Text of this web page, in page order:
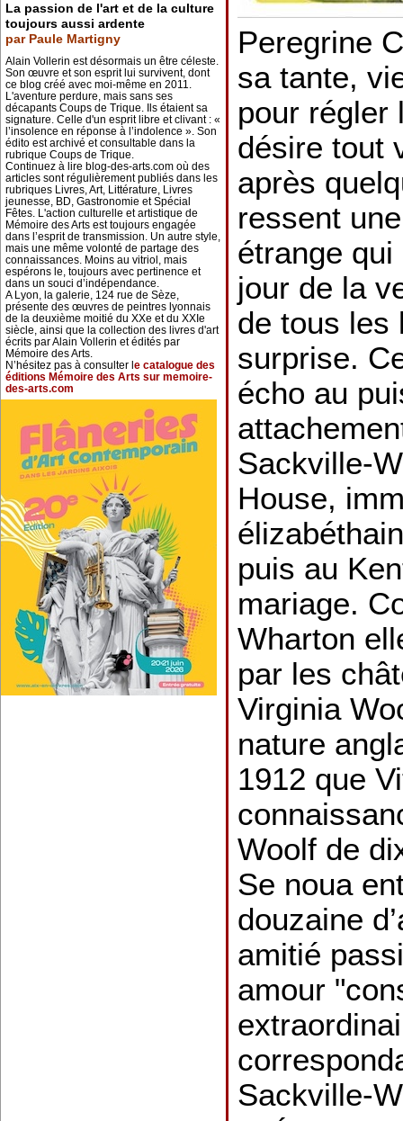
La passion de l'art et de la culture
toujours aussi ardente
par Paule Martigny
Alain Vollerin est désormais un être céleste.
Son œuvre et son esprit lui survivent, dont
ce blog créé avec moi-même en 2011.
L'aventure perdure, mais sans ses
décapants Coups de Trique. Ils étaient sa
signature. Celle d'un esprit libre et clivant : «
l’insolence en réponse à l’indolence ». Son
édito est archivé et consultable dans la
rubrique Coups de Trique.
Continuez à lire blog-des-arts.com où des
articles sont régulièrement publiés dans les
rubriques Livres, Art, Littérature, Livres
jeunesse, BD, Gastronomie et Spécial
Fêtes. L'action culturelle et artistique de
Mémoire des Arts est toujours engagée
dans l’esprit de transmission. Un autre style,
mais une même volonté de partage des
connaissances. Moins au vitriol, mais
espérons le, toujours avec pertinence et
dans un souci d’indépendance.
A Lyon, la galerie, 124 rue de Sèze,
présente des œuvres de peintres lyonnais
de la deuxième moitié du XXe et du XXIe
siècle, ainsi que la collection des livres d'art
écrits par Alain Vollerin et édités par
Mémoire des Arts.
N’hésitez pas à consulter l e catalogue des
éditions Mémoire des Arts sur memoire-
des-arts.com
Peregrine
sa tante,
pour régler
désire tout
après
ressent
étrange
jour de la
de tous les
surprise.
écho au
Sackville-
House,
puis au
mariage.
Wharton
par les
Virginia
nature
1912 que
Woolf de
Se noua
douzaine
amitié
amour
Sackville-